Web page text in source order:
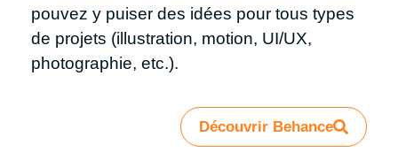
pouvez y puiser des idées pour tous types
de projets (illustration, motion, UI/UX,
photographie, etc.).
Découvrir Behance